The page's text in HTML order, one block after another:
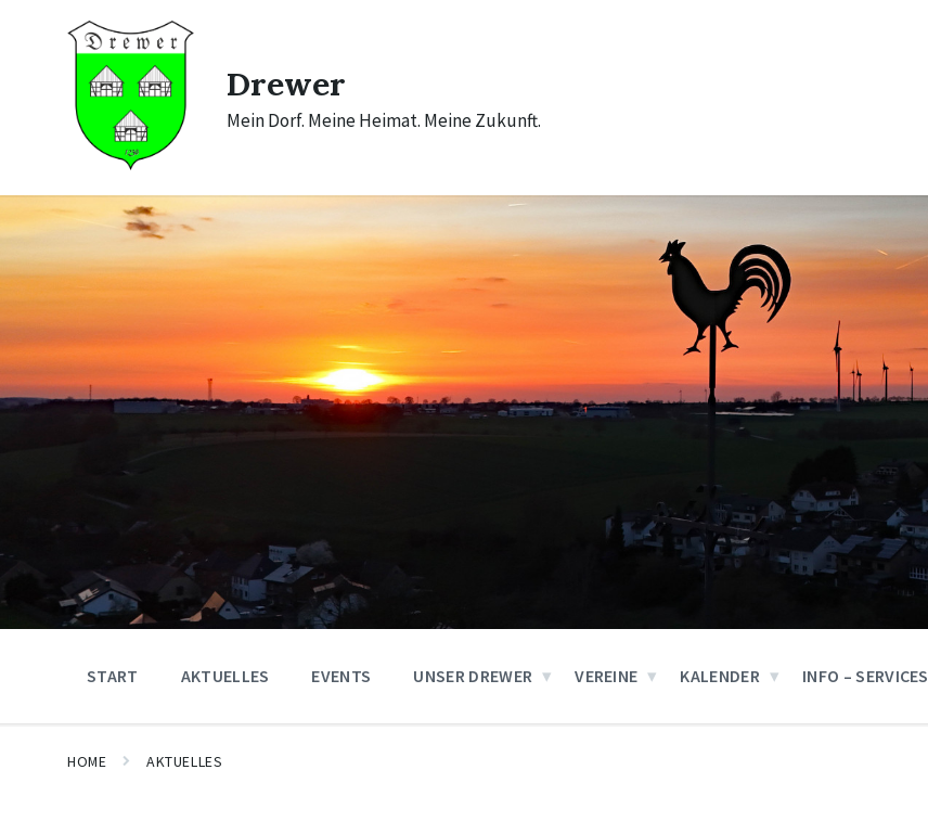
Drewer
Mein Dorf. Meine Heimat. Meine Zukunft.
START AKTUELLES EVENTS UNSER DREWER VEREINE KALENDER INFO – SERVICES
HOME AKTUELLES